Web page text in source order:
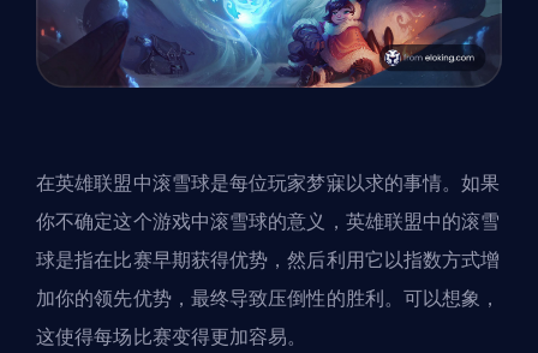
在英雄联盟中滚雪球是每位玩家梦寐以求的事情。如果
你不确定这个游戏中滚雪球的意义，英雄联盟中的滚雪
球是指在比赛早期获得优势，然后利用它以指数方式增
加你的领先优势，最终导致压倒性的胜利。可以想象，
这使得每场比赛变得更加容易。